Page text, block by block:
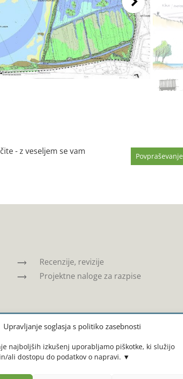
Upravljanje soglasja s politiko zasebnosti
najboljših izkušenj uporabljamo piškotke, ki služijo
ali dostopu do podatkov o napravi.
- z veseljem se vam
Povpraševanje
Recenzije, revizije
Projektne naloge za razpise